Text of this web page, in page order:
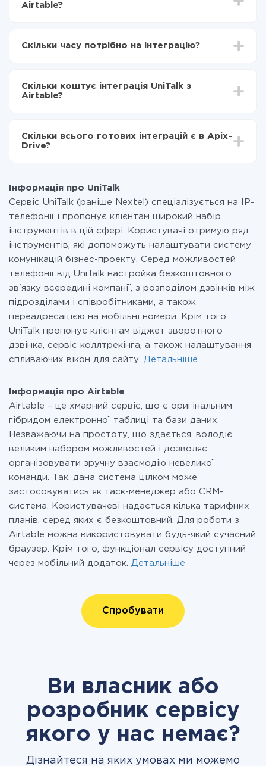
Airtable?
Вибираєте які дані передавати з UniTalk в Airtable
UniTalk в Airtable
Скільки часу потрібно на інтеграцію?
становити від 5-ти до 30-хвилин. У середньому
налаштування займає 10-15 хвилин.
Скільки коштує інтеграція UniTalk з
Airtable?
Ви оплачуєте лише кількість даних, які за фактом
передаються з однієї вашої системи в іншу через
при необхідності. Детальніше про
Скільки всього готових інтеграцій є в Apix-
Drive?
Інформація про UniTalk
Сервіс UniTalk (раніше Nextel) спеціалізується на IP-
телефонії і пропонує клієнтам широкий набір
інструментів в цій сфері. Користувачі отримую ряд
інструментів, які допоможуть налаштувати систему
комунікацій бізнес-проекту. Серед можливостей
телефонії від UniTalk настройка безкоштовного
зв'язку всередині компанії, з розподілом дзвінків між
підрозділами і співробітниками, а також
переадресацією на мобільні номери. Крім того
UniTalk пропонує клієнтам віджет зворотного
дзвінка, сервіс коллтрекінга, а також налаштування
спливаючих вікон для сайту. Детальніше
Інформація про Airtable
Airtable – це хмарний сервіс, що є оригінальним
гібридом електронної таблиці та бази даних.
Незважаючи на простоту, що здається, володіє
великим набором можливостей і дозволяє
організовувати зручну взаємодію невеликої
команди. Так, дана система цілком може
застосовуватись як таск-менеджер або CRM-
система. Користувачеві надається кілька тарифних
планів, серед яких є безкоштовний. Для роботи з
Airtable можна використовувати будь-який сучасний
браузер. Крім того, функціонал сервісу доступний
через мобільний додаток. Детальніше
Спробувати
Ви власник або
розробник сервісу
якого у нас немає?
Дізнайтеся на яких умовах ми можемо